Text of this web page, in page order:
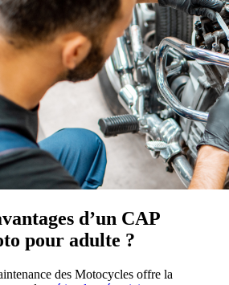
d’un CAP
pour adulte ?
des Motocycles offre la